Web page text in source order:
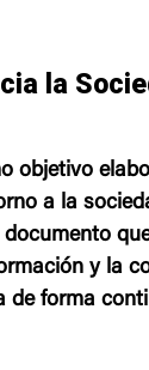
la
objetivo
a la
documento
y la
de forma